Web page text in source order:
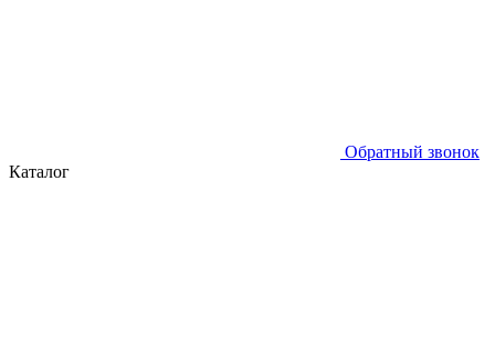
Обратный звонок
Каталог